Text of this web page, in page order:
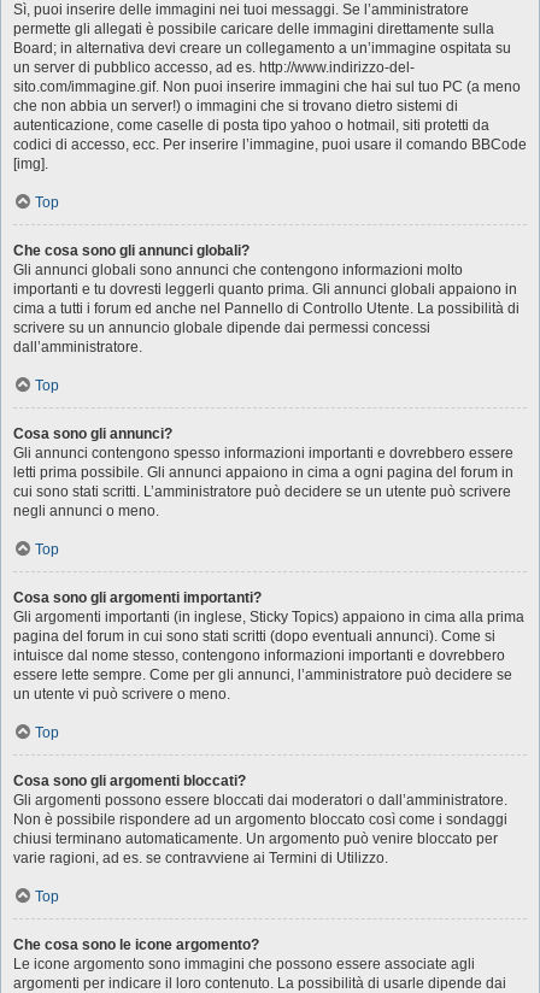
Sì, puoi inserire delle immagini nei tuoi messaggi. Se l’amministratore
permette gli allegati è possibile caricare delle immagini direttamente sulla
Board; in alternativa devi creare un collegamento a un’immagine ospitata su
un server di pubblico accesso, ad es. http://www.indirizzo-del-
sito.com/immagine.gif. Non puoi inserire immagini che hai sul tuo PC (a meno
che non abbia un server!) o immagini che si trovano dietro sistemi di
autenticazione, come caselle di posta tipo yahoo o hotmail, siti protetti da
codici di accesso, ecc. Per inserire l’immagine, puoi usare il comando BBCode
[img].
Top
Che cosa sono gli annunci globali?
Gli annunci globali sono annunci che contengono informazioni molto
importanti e tu dovresti leggerli quanto prima. Gli annunci globali appaiono in
cima a tutti i forum ed anche nel Pannello di Controllo Utente. La possibilità di
scrivere su un annuncio globale dipende dai permessi concessi
dall’amministratore.
Top
Cosa sono gli annunci?
Gli annunci contengono spesso informazioni importanti e dovrebbero essere
letti prima possibile. Gli annunci appaiono in cima a ogni pagina del forum in
cui sono stati scritti. L’amministratore può decidere se un utente può scrivere
negli annunci o meno.
Top
Cosa sono gli argomenti importanti?
Gli argomenti importanti (in inglese, Sticky Topics) appaiono in cima alla prima
pagina del forum in cui sono stati scritti (dopo eventuali annunci). Come si
intuisce dal nome stesso, contengono informazioni importanti e dovrebbero
essere lette sempre. Come per gli annunci, l’amministratore può decidere se
un utente vi può scrivere o meno.
Top
Cosa sono gli argomenti bloccati?
Gli argomenti possono essere bloccati dai moderatori o dall’amministratore.
Non è possibile rispondere ad un argomento bloccato così come i sondaggi
chiusi terminano automaticamente. Un argomento può venire bloccato per
varie ragioni, ad es. se contravviene ai Termini di Utilizzo.
Top
Che cosa sono le icone argomento?
Le icone argomento sono immagini che possono essere associate agli
argomenti per indicare il loro contenuto. La possibilità di usarle dipende dai